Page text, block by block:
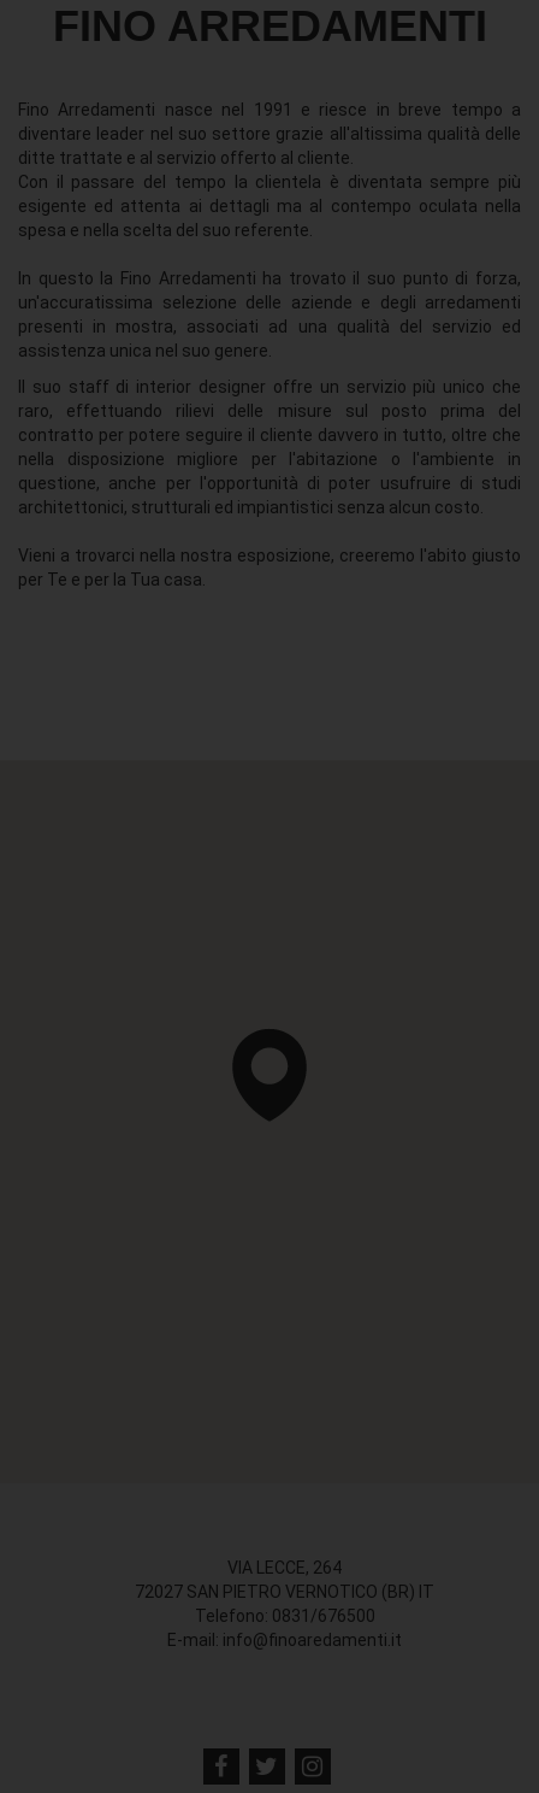
FINO ARREDAMENTI
Fino Arredamenti nasce nel 1991 e riesce in breve tempo a
diventare leader nel suo settore grazie all'altissima qualità delle
ditte trattate e al servizio offerto al cliente.
Con il passare del tempo la clientela è diventata sempre più
esigente ed attenta ai dettagli ma al contempo oculata nella
spesa e nella scelta del suo referente.
In questo la Fino Arredamenti ha trovato il suo punto di forza,
un'accuratissima selezione delle aziende e degli arredamenti
presenti in mostra, associati ad una qualità del servizio ed
assistenza unica nel suo genere.
Il suo staff di interior designer offre un servizio più unico che
raro, effettuando rilievi delle misure sul posto prima del
contratto per potere seguire il cliente davvero in tutto, oltre che
nella disposizione migliore per l'abitazione o l'ambiente in
questione, anche per l'opportunità di poter usufruire di studi
architettonici, strutturali ed impiantistici senza alcun costo.
Vieni a trovarci nella nostra esposizione, creeremo l'abito giusto
per Te e per la Tua casa.
VIA LECCE, 264
72027 SAN PIETRO VERNOTICO (BR) IT
Telefono: 0831/676500
E-mail: info@finoaredamenti.it